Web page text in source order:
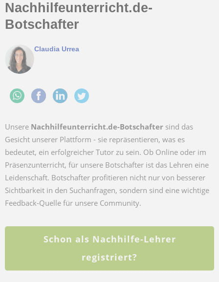
Nachhilfeunterricht.de-
Botschafter
Claudia Urrea
Unsere Nachhilfeunterricht.de-Botschafter sind das
Gesicht unserer Plattform - sie repräsentieren, was es
bedeutet, ein erfolgreicher Tutor zu sein. Ob Online oder im
Präsenzunterricht, für unsere Botschafter ist das Lehren eine
Leidenschaft. Botschafter profitieren nicht nur von besserer
Sichtbarkeit in den Suchanfragen, sondern sind eine wichtige
Feedback-Quelle für unsere Community.
Schon als Nachhilfe-Lehrer
registriert?